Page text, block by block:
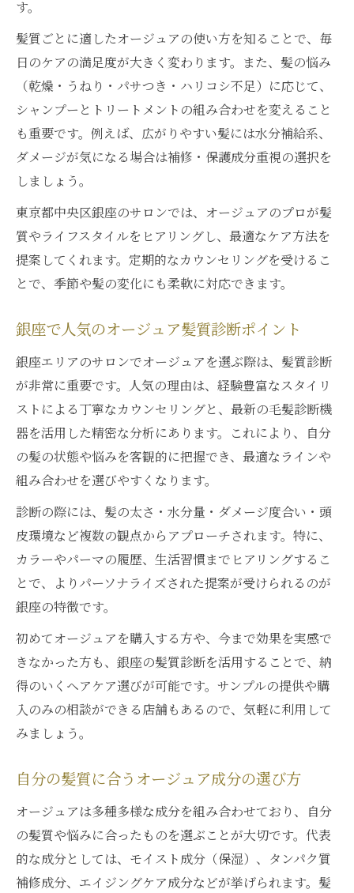
す。
髪質ごとに適したオージュアの使い方を知ることで、毎
日のケアの満足度が大きく変わります。また、髪の悩み
（乾燥・うねり・パサつき・ハリコシ不足）に応じて、
シャンプーとトリートメントの組み合わせを変えること
も重要です。例えば、広がりやすい髪には水分補給系、
ダメージが気になる場合は補修・保護成分重視の選択を
しましょう。
東京都中央区銀座のサロンでは、オージュアのプロが髪
質やライフスタイルをヒアリングし、最適なケア方法を
提案してくれます。定期的なカウンセリングを受けるこ
とで、季節や髪の変化にも柔軟に対応できます。
銀座で人気のオージュア髪質診断ポイント
銀座エリアのサロンでオージュアを選ぶ際は、髪質診断
が非常に重要です。人気の理由は、経験豊富なスタイリ
ストによる丁寧なカウンセリングと、最新の毛髪診断機
器を活用した精密な分析にあります。これにより、自分
の髪の状態や悩みを客観的に把握でき、最適なラインや
組み合わせを選びやすくなります。
診断の際には、髪の太さ・水分量・ダメージ度合い・頭
皮環境など複数の観点からアプローチされます。特に、
カラーやパーマの履歴、生活習慣までヒアリングするこ
とで、よりパーソナライズされた提案が受けられるのが
銀座の特徴です。
初めてオージュアを購入する方や、今まで効果を実感で
きなかった方も、銀座の髪質診断を活用することで、納
得のいくヘアケア選びが可能です。サンプルの提供や購
入のみの相談ができる店舗もあるので、気軽に利用して
みましょう。
自分の髪質に合うオージュア成分の選び方
オージュアは多種多様な成分を組み合わせており、自分
の髪質や悩みに合ったものを選ぶことが大切です。代表
的な成分としては、モイスト成分（保湿）、タンパク質
補修成分、エイジングケア成分などが挙げられます。髪